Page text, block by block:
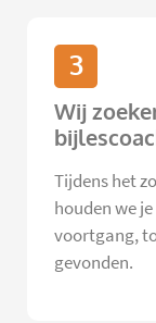
3
Wij
Tijdens het
houden we
voortgang,
gevonden.